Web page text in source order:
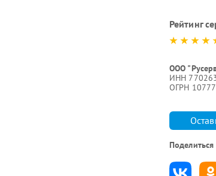
Рейтинг
ООО
ИНН
ОГРН
Поделиться